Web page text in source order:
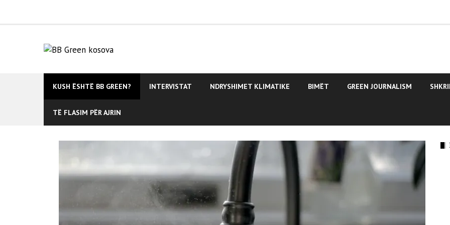
KUSH ËSHTË BB GREEN? INTERVISTAT NDRYSHIMET KLIMATIKE BIMËT GREEN JOURNALISM
TË FLASIM PËR AJRIN